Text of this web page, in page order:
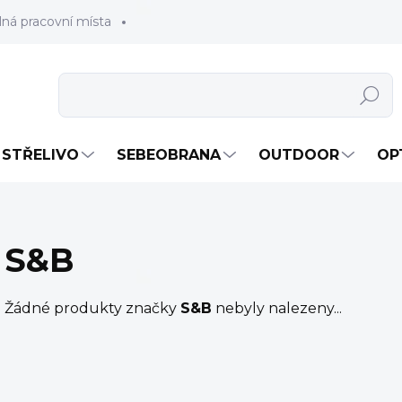
pracovní místa
Hledat
STŘELIVO SEBEOBRANA OUTDOOR
S&B
Žádné produkty značky S&B nebyly nalezeny...